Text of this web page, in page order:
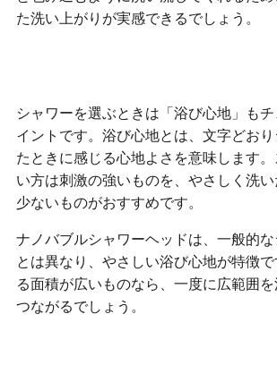
た洗い上がりが実感できるでしょう。
シャワーを選ぶときは「浴び心地」も
イントです。浴び心地とは、文字どお
たときに感じる心地よさを意味します
い方は刺激の強いものを、やさしく洗
少ないものがおすすめです。
ナノバブルシャワーヘッドは、一般的
とは異なり、やさしい浴び心地が特徴
る面積が広いものなら、一度に広範囲
つながるでしょう。